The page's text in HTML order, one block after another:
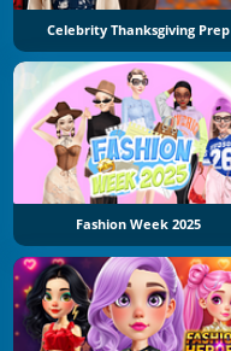
Celebrity Thanksgiving Prep
Fashion Week 2025